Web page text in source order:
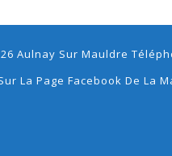
Aulnay Sur Mauldre
La Page Facebook De La